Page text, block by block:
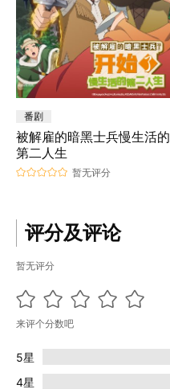
番剧
被解雇的暗黑士兵慢生活的
第二人生
暂无评分
评分及评论
暂无评分
来评个分数吧
5星
4星